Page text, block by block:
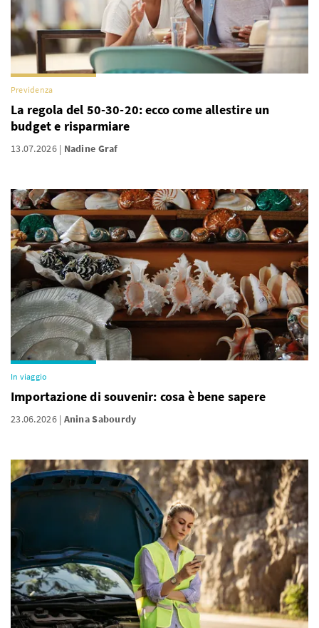
Previdenza
La regola del 50-30-20: ecco come allestire un
budget e risparmiare
13.07.2026 Nadine Graf
In viaggio
Importazione di souvenir: cosa è bene sapere
23.06.2026 Anina Sabourdy